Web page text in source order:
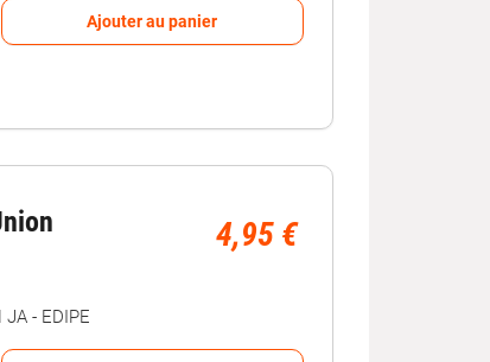
Ajouter au panier
4,95 €
JA - EDIPE